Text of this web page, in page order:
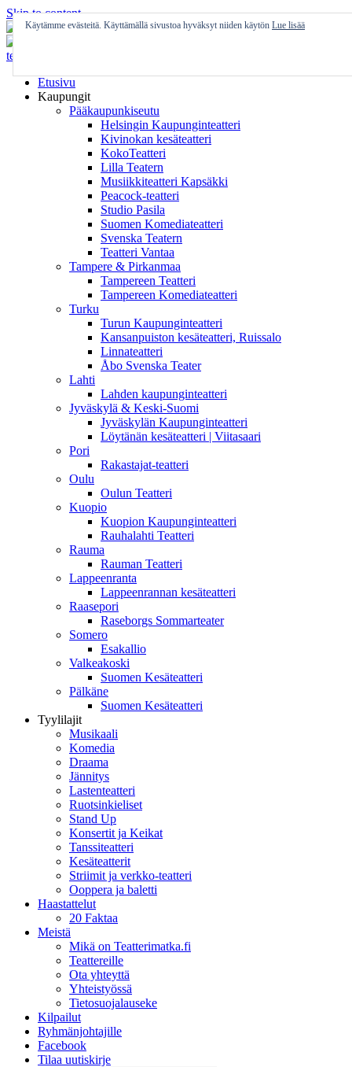
Skip to content
Etusivu
Kaupungit
Pääkaupunkiseutu
Helsingin Kaupunginteatteri
Kivinokan kesäteatteri
KokoTeatteri
Lilla Teatern
Musiikkiteatteri Kapsäkki
Peacock-teatteri
Studio Pasila
Suomen Komediateatteri
Svenska Teatern
Teatteri Vantaa
Tampere & Pirkanmaa
Tampereen Teatteri
Tampereen Komediateatteri
Turku
Turun Kaupunginteatteri
Kansanpuiston kesäteatteri, Ruissalo
Linnateatteri
Åbo Svenska Teater
Lahti
Lahden kaupunginteatteri
Jyväskylä & Keski-Suomi
Jyväskylän Kaupunginteatteri
Löytänän kesäteatteri | Viitasaari
Pori
Rakastajat-teatteri
Oulu
Oulun Teatteri
Kuopio
Kuopion Kaupunginteatteri
Rauhalahti Teatteri
Rauma
Rauman Teatteri
Lappeenranta
Lappeenrannan kesäteatteri
Raasepori
Raseborgs Sommarteater
Somero
Esakallio
Valkeakoski
Suomen Kesäteatteri
Pälkäne
Suomen Kesäteatteri
Tyylilajit
Musikaali
Komedia
Draama
Jännitys
Lastenteatteri
Ruotsinkieliset
Stand Up
Konsertit ja Keikat
Tanssiteatteri
Kesäteatterit
Striimit ja verkko-teatteri
Ooppera ja baletti
Haastattelut
20 Faktaa
Meistä
Mikä on Teatterimatka.fi
Teattereille
Ota yhteyttä
Yhteistyössä
Tietosuojalauseke
Kilpailut
Ryhmänjohtajille
Facebook
Tilaa uutiskirje
Käytämme evästeitä. Käyttämällä sivustoa hyväksyt niiden käytön Lue lisää